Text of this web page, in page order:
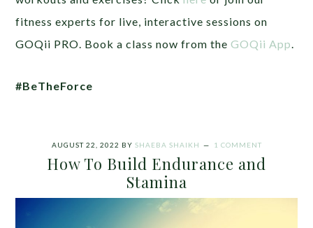
fitness experts for live, interactive sessions on
GOQii PRO. Book a class now from theGOQii App.
#BeTheForce
AUGUST 22, 2022 BY SHAEBA SHAIKH 1 COMMENT
How To Build Endurance and
Stamina